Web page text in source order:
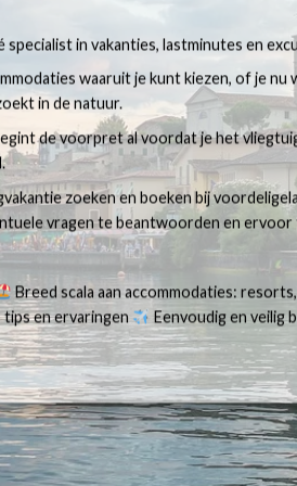
in vakanties, lastminutes en
waaruit je kunt kiezen, of je
in de natuur.
de voorpret al voordat je het
zoeken en boeken bij
vragen te beantwoorden en
Breed scala aan accommodaties:
en ervaringen
Eenvoudig en veilig